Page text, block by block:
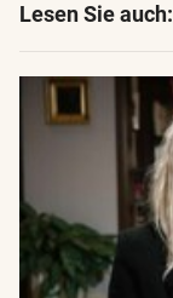
Lesen Sie auch: